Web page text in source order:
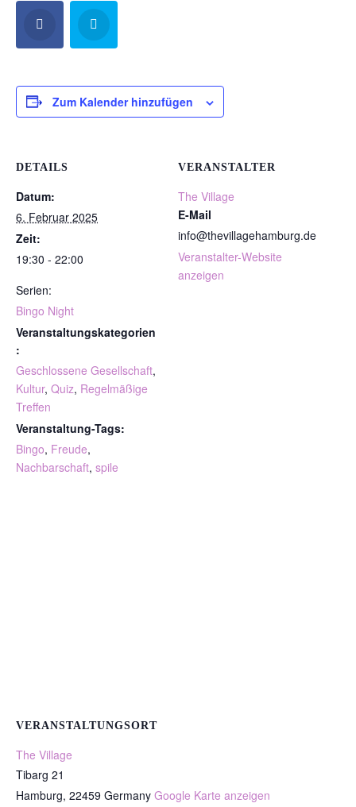
Zum Kalender hinzufügen
DETAILS
Datum:
6. Februar 2025
Zeit:
19:30 - 22:00
Serien:
Bingo Night
Veranstaltungskategorien
:
Geschlossene Gesellschaft,
Kultur, Quiz, Regelmäßige
Treffen
Veranstaltung-Tags:
Bingo, Freude,
Nachbarschaft, spile
VERANSTALTER
The Village
E-Mail
info@thevillagehamburg.de
Veranstalter-Website
anzeigen
VERANSTALTUNGSORT
The Village
Tibarg 21
Hamburg, 22459 Germany Google Karte anzeigen